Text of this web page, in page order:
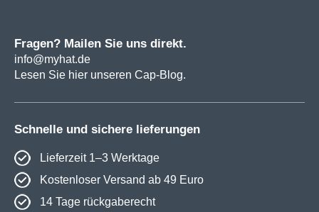
Fragen? Mailen Sie uns direkt.
info@myhat.de
Lesen Sie hier unseren Cap-Blog.
Schnelle und sichere lieferungen
Lieferzeit 1–3 Werktage
Kostenloser Versand ab 49 Euro
14 Tage rückgaberecht